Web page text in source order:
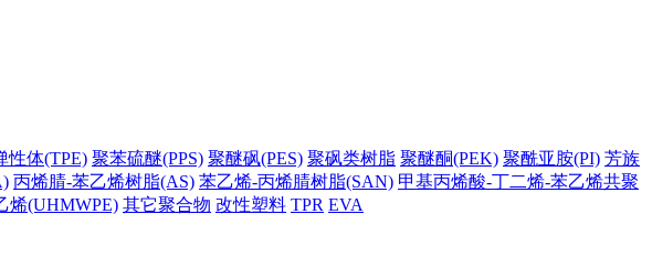
性体(TPE) 聚苯硫醚(PPS) 聚醚砜(PES) 聚砜类树脂 聚醚酮(PEK) 聚酰亚胺(PI) 芳族
丙烯腈-苯乙烯树脂(AS) 苯乙烯-丙烯腈树脂(SAN) 甲基丙烯酸-丁二烯-苯乙烯共聚
烯(UHMWPE) 其它聚合物 改性塑料 TPR EVA